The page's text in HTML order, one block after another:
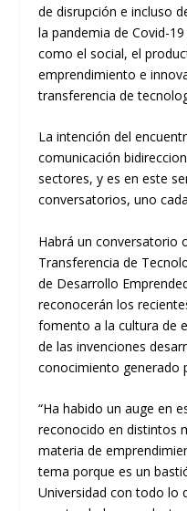
de disrupción e incluso
la pandemia de Covid-
como el social, el
emprendimiento e
transferencia de
La intención del
comunicación
sectores, y es en este
conversatorios, uno
Habrá un conversatorio
Transferencia de
de Desarrollo
reconocerán los
fomento a la cultura de
de las invenciones
conocimiento generado
“Ha habido un auge en
reconocido en distintos
materia de
tema porque es un
Universidad con todo lo